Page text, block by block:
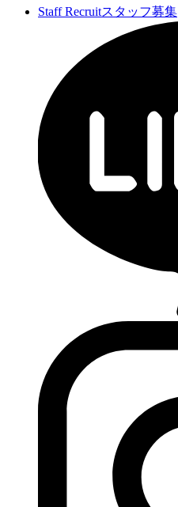
Staff Recruitスタッフ募集